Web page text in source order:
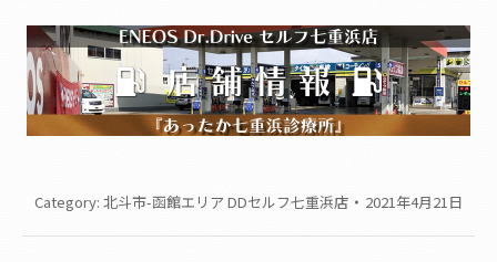
Category: 北斗市-函館エリア DDセルフ七重浜店 2021年4月21日